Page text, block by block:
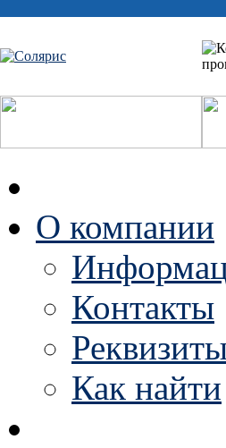
О компании
Контакты
Как найти